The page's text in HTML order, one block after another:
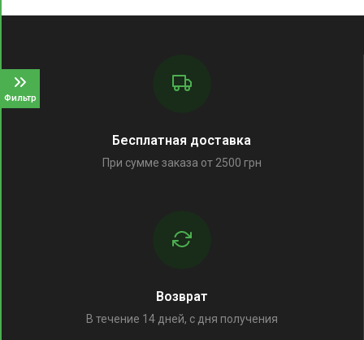
Фильтр
Бесплатная доставка
При сумме заказа от 2500 грн
Возврат
В течение 14 дней, с дня получения